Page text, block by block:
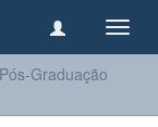
Graduação